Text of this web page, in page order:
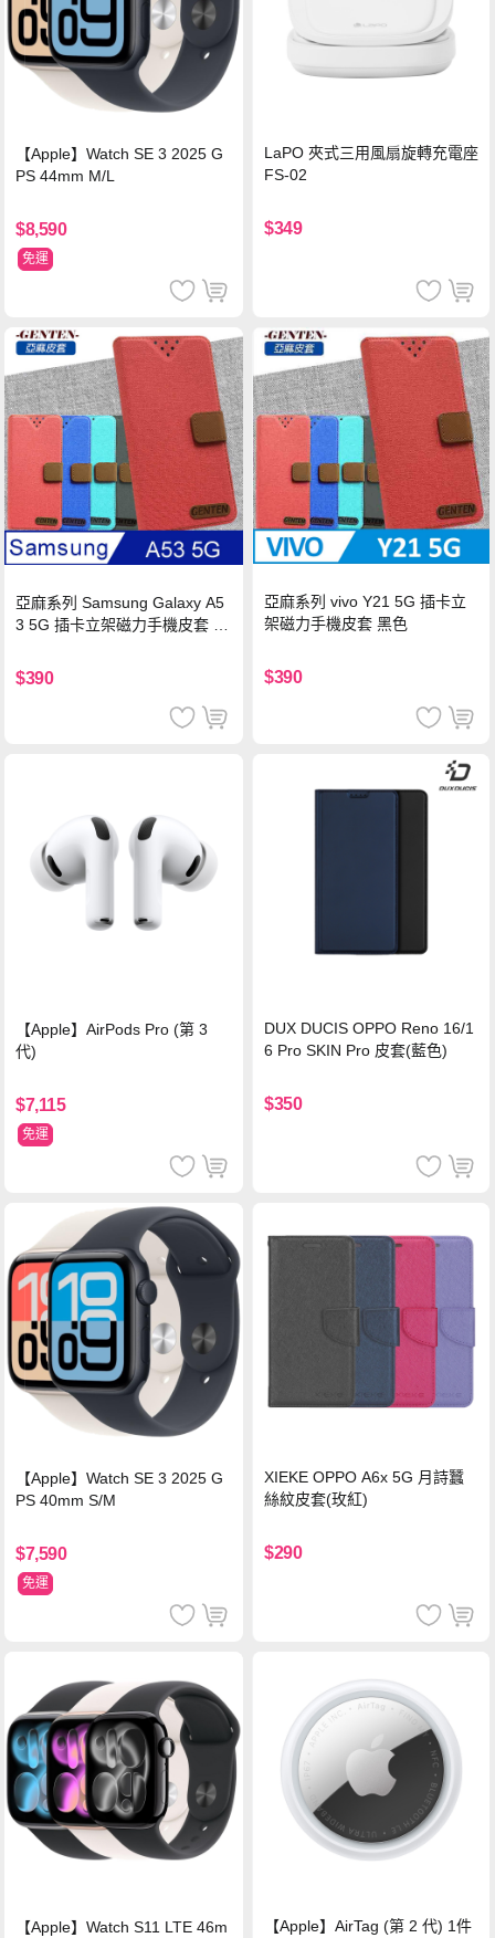
【Apple】Watch SE 3 2025 G
PS 44mm M/L
$8,590
免運
LaPO 夾式三用風扇旋轉充電座
FS-02
$349
亞麻系列 Samsung Galaxy A5
3 5G 插卡立架磁力手機皮套 藍
$390
亞麻系列 vivo Y21 5G 插卡立
架磁力手機皮套 黑色
$390
【Apple】AirPods Pro (第 3
代)
$7,115
免運
DUX DUCIS OPPO Reno 16/1
6 Pro SKIN Pro 皮套(藍色)
$350
【Apple】Watch SE 3 2025 G
PS 40mm S/M
$7,590
免運
XIEKE OPPO A6x 5G 月詩蠶
絲紋皮套(玫紅)
$290
【Apple】Watch S11 LTE 46m
【Apple】AirTag (第 2 代) 1件